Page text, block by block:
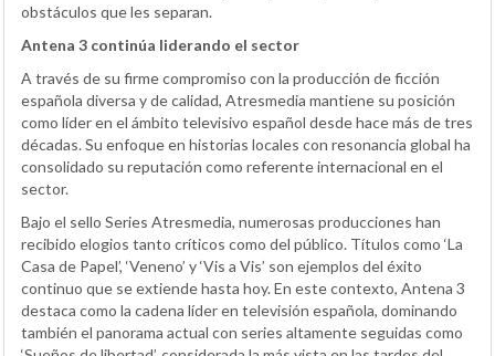
obstáculos que les separan.
Antena 3 continúa liderando el sector
A través de su firme compromiso con la producción de ficción
española diversa y de calidad, Atresmedia mantiene su posición
como líder en el ámbito televisivo español desde hace más de tres
décadas. Su enfoque en historias locales con resonancia global ha
consolidado su reputación como referente internacional en el
sector.
Bajo el sello Series Atresmedia, numerosas producciones han
recibido elogios tanto críticos como del público. Títulos como ‘La
Casa de Papel’, ‘Veneno’ y ‘Vis a Vis’ son ejemplos del éxito
continuo que se extiende hasta hoy. En este contexto, Antena 3
destaca como la cadena líder en televisión española, dominando
también el panorama actual con series altamente seguidas como